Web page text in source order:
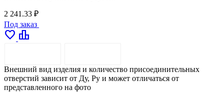
2 241.33 ₽
Под заказ
favorite leaderboard
Внешний вид изделия и количество присоединительных
отверстий зависит от Ду, Pу и может отличаться от
представленного на фото